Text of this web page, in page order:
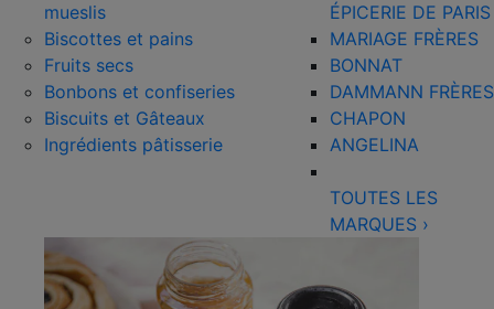
mueslis
Biscottes et pains
Fruits secs
Bonbons et confiseries
Biscuits et Gâteaux
Ingrédients pâtisserie
ÉPICERIE DE PARIS
MARIAGE FRÈRES
BONNAT
DAMMANN FRÈRES
CHAPON
ANGELINA
TOUTES LES
MARQUES ›